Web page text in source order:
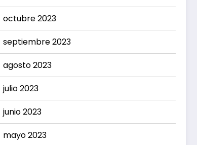
octubre 2023
septiembre 2023
agosto 2023
julio 2023
junio 2023
mayo 2023